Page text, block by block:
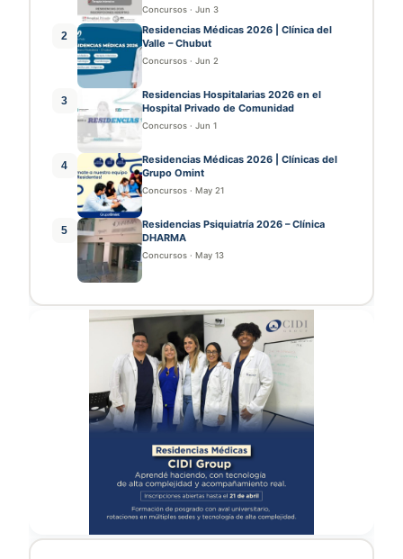
Concursos · Jun 3
2
Residencias Médicas 2026 | Clínica del
Valle – Chubut
Concursos · Jun 2
3
Residencias Hospitalarias 2026 en el
Hospital Privado de Comunidad
Concursos · Jun 1
4
Residencias Médicas 2026 | Clínicas del
Grupo Omint
Concursos · May 21
5
Residencias Psiquiatría 2026 – Clínica
DHARMA
Concursos · May 13